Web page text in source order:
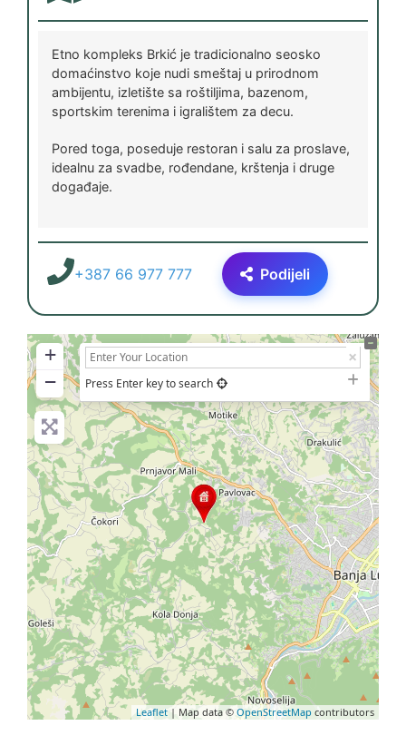
Etno kompleks Brkić je tradicionalno seosko
domaćinstvo koje nudi smeštaj u prirodnom
ambijentu, izletište sa roštiljima, bazenom,
sportskim terenima i igralištem za decu.
Pored toga, poseduje restoran i salu za proslave,
idealnu za svadbe, rođendane, krštenja i druge
događaje.
+387 66 977 777 Podijeli
+
−
Press Enter key to search
Leaflet | Map data © OpenStreetMap contributors